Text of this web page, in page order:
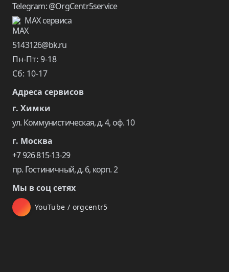
Telegram: @OrgCentr5service
MAX сервиса
5143126@bk.ru
Пн-Пт: 9-18
Сб: 10-17
Адреса сервисов
г. Химки
ул. Коммунистическая, д. 4, оф. 10
г. Москва
+7 926 815-13-29
пр. Гостиничный, д. 6, корп. 2
Мы в соц сетях
YouTube / orgcentr5